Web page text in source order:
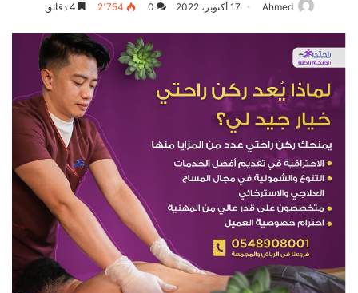
Ahmed 17 أكتوبر، 2022 0 2٬754